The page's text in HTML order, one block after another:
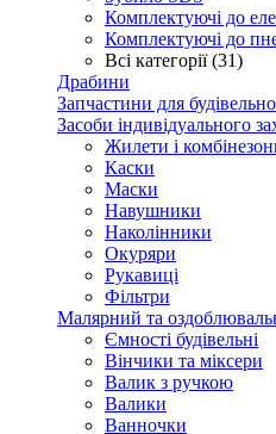
Комплектуючі до
Комплектуючі до
Всі категорії (31)
Драбини
Запчастини для
Засоби індивідуального
Жилети і
Каски
Маски
Навушники
Наколінники
Окуряри
Рукавиці
Фільтри
Малярний та
Ємності будівельні
Вінчики та міксери
Валик з ручкою
Валики
Ванночки